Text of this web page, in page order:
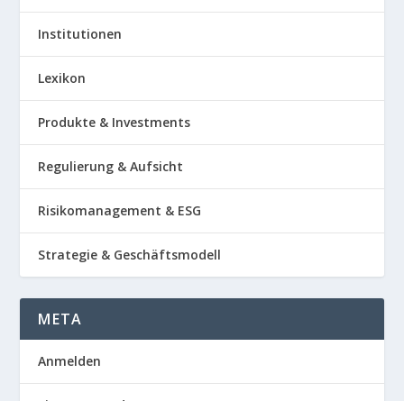
Institutionen
Lexikon
Produkte & Investments
Regulierung & Aufsicht
Risikomanagement & ESG
Strategie & Geschäftsmodell
META
Anmelden